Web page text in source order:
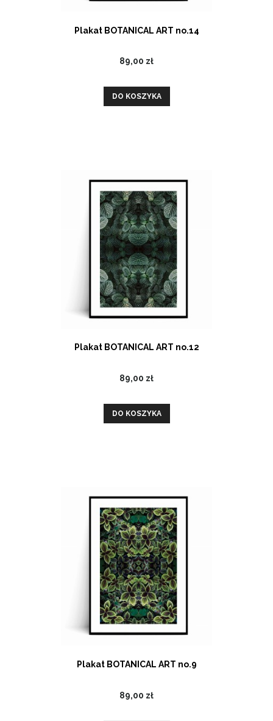
Plakat BOTANICAL ART no.14
89,00 zł
DO KOSZYKA
Plakat BOTANICAL ART no.12
89,00 zł
DO KOSZYKA
Plakat BOTANICAL ART no.9
89,00 zł